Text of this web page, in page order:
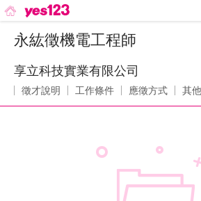
永紘徵機電工程師
享立科技實業有限公司
徵才說明 工作條件 應徵方式 其